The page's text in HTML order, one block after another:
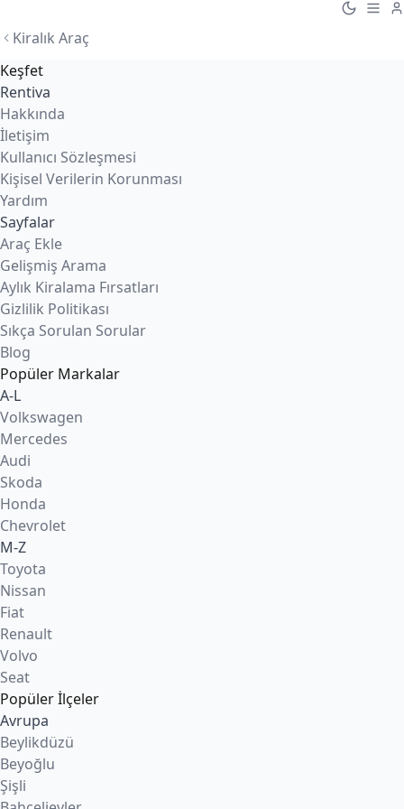
Kiralık Araç
Keşfet
Rentiva
Hakkında
İletişim
Kullanıcı Sözleşmesi
Kişisel Verilerin Korunması
Yardım
Sayfalar
Araç Ekle
Gelişmiş Arama
Aylık Kiralama Fırsatları
Gizlilik Politikası
Sıkça Sorulan Sorular
Blog
Popüler Markalar
A-L
Volkswagen
Mercedes
Audi
Skoda
Honda
Chevrolet
M-Z
Toyota
Nissan
Fiat
Renault
Volvo
Seat
Popüler İlçeler
Avrupa
Beylikdüzü
Beyoğlu
Şişli